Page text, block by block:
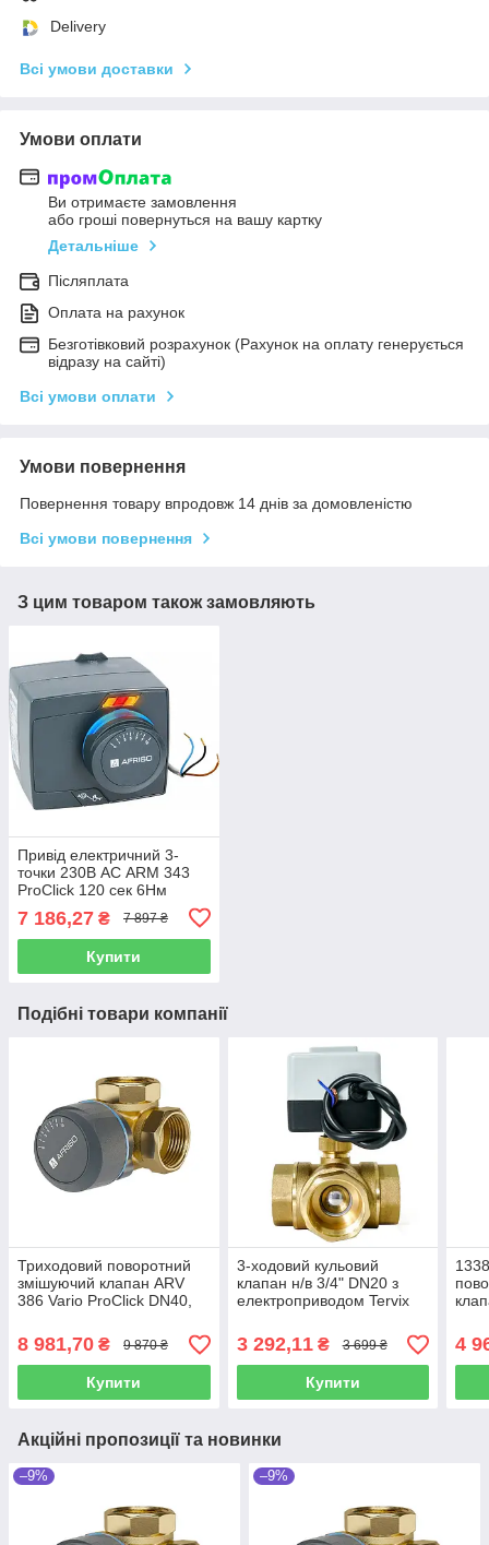
Delivery
Всі умови доставки
Умови оплати
Ви отримаєте замовлення
або гроші повернуться на вашу картку
Детальніше
Післяплата
Оплата на рахунок
Безготівковий розрахунок (Рахунок на оплату генерується
відразу на сайті)
Всі умови оплати
Умови повернення
Повернення товару впродовж 14 днів за домовленістю
Всі умови повернення
З цим товаром також замовляють
Привід електричний 3-
точки 230В АС ARM 343
ProClick 120 сек 6Нм
7 186,27 ₴ 7 897 ₴
Купити
Подібні товари компанії
Триходовий поворотний
змішуючий клапан ARV
386 Vario ProClick DN40,
(Німеччина)
8 981,70 ₴ 9 870 ₴
Купити
3-ходовий кульовий
клапан н/в 3/4" DN20 з
електроприводом Tervix
3 292,11₴ 3 699 ₴
Купити
Kvs
4
Акційні пропозиції та новинки
–9% –9%